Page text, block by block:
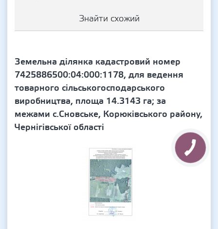
Знайти схожий
Земельна ділянка кадастровий номер
7425886500:04:000:1178, для ведення
товарного сільськогосподарського
виробництва, площа 14.3143 га; за
межами с.Сновське, Корюківського району,
Чернігівської області